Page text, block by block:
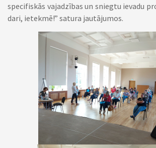
specifiskās vajadzības un sniegtu ievadu
dari, ietekmē!” satura jautājumos.